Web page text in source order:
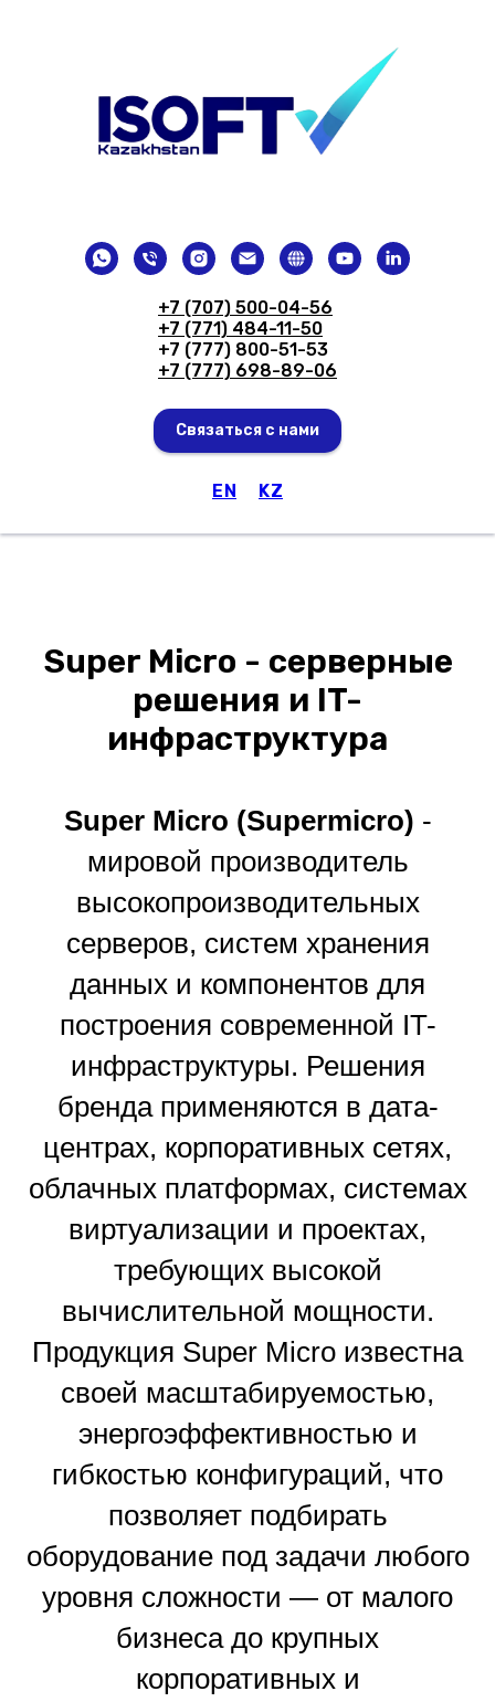
+7 (707) 500-04-56
+7 (771) 484-11-50
+7 (777) 800-51-53
+7 (777) 698-89-06
Связаться с нами
EN KZ
Super Micro - серверные
решения и IT-
инфраструктура
Super Micro (Supermicro) -
мировой производитель
высокопроизводительных
серверов, систем хранения
данных и компонентов для
построения современной IT-
инфраструктуры. Решения
бренда применяются в дата-
центрах, корпоративных сетях,
облачных платформах, системах
виртуализации и проектах,
требующих высокой
вычислительной мощности.
Продукция Super Micro известна
своей масштабируемостью,
энергоэффективностью и
гибкостью конфигураций, что
позволяет подбирать
оборудование под задачи любого
уровня сложности — от малого
бизнеса до крупных
корпоративных и